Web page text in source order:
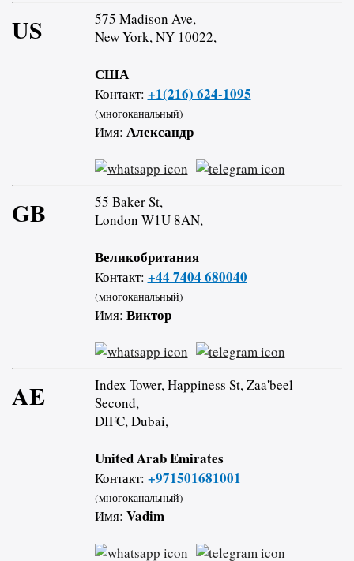
US
575 Madison Ave,
New York, NY 10022,
США
Контакт: +1(216) 624-1095
(многоканальный)
Имя: Александр
GB
55 Baker St,
London W1U 8AN,
Великобритания
Контакт: +44 7404 680040
(многоканальный)
Имя: Виктор
AE
Index Tower, Happiness St, Zaa'beel
Second,
DIFC, Dubai,
United Arab Emirates
Контакт: +971501681001
(многоканальный)
Имя: Vadim